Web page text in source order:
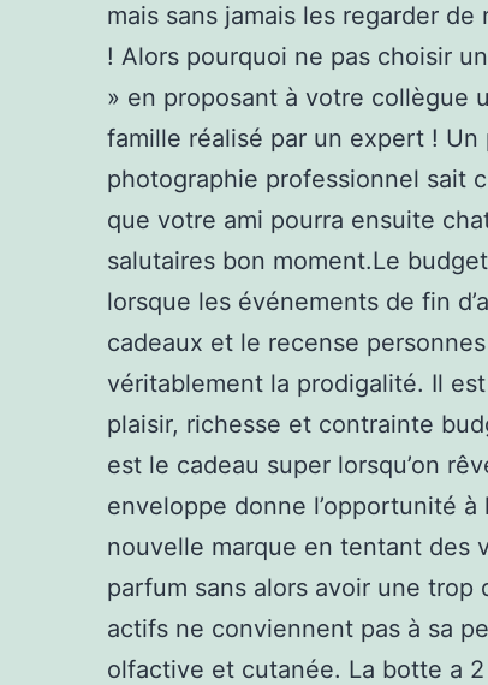
mais sans jamais les regarder
! Alors pourquoi ne pas choisir
» en proposant à votre collègue
famille réalisé par un expert ! Un
photographie professionnel sait
que votre ami pourra ensuite
salutaires bon moment.Le
lorsque les événements de fin
cadeaux et le recense
véritablement la prodigalité. Il
plaisir, richesse et contrainte
est le cadeau super lorsqu’on
enveloppe donne l’opportunité
nouvelle marque en tentant des
parfum sans alors avoir une trop
actifs ne conviennent pas à sa
olfactive et cutanée. La botte a